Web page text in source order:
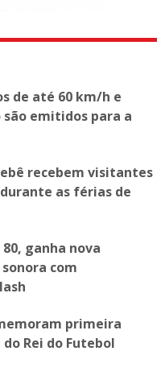
de até 60 km/h e
emitidos para a
recebem visitantes
as férias de
ganha nova
com
primeira
Rei do Futebol